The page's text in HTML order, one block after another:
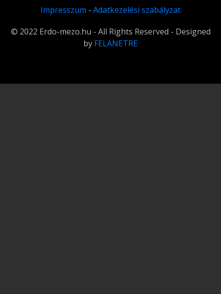
Impresszum - Adatkezelési szabályzat
© 2022 Erdo-mezo.hu - All Rights Reserved - Designed
by FELANETRE